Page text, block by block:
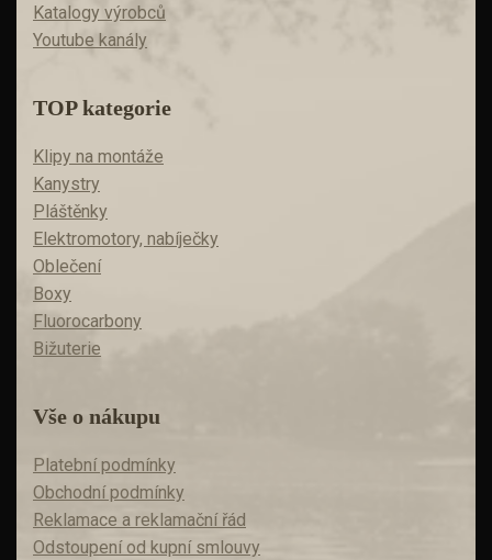
Katalogy výrobců
Youtube kanály
TOP kategorie
Klipy na montáže
Kanystry
Pláštěnky
Elektromotory, nabíječky
Oblečení
Boxy
Fluorocarbony
Bižuterie
Vše o nákupu
Platební podmínky
Obchodní podmínky
Reklamace a reklamační řád
Odstoupení od kupní smlouvy